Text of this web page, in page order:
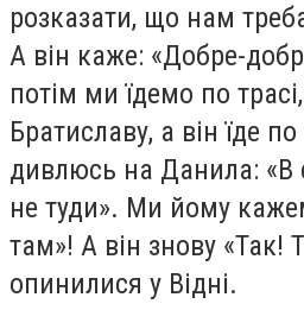
розказати, що нам
А він каже: «Добре-
потім ми їдемо по
Братиславу, а він їде
дивлюсь на Данила: «В
не туди». Ми йому
там»! А він знову «Так!
опинилися у Відні.